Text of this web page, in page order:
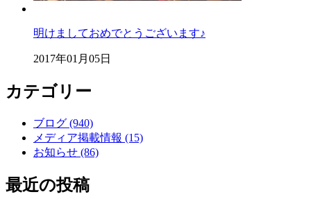
明けましておめでとうございます♪
2017年01月05日
カテゴリー
ブログ (940)
メディア掲載情報 (15)
お知らせ (86)
最近の投稿